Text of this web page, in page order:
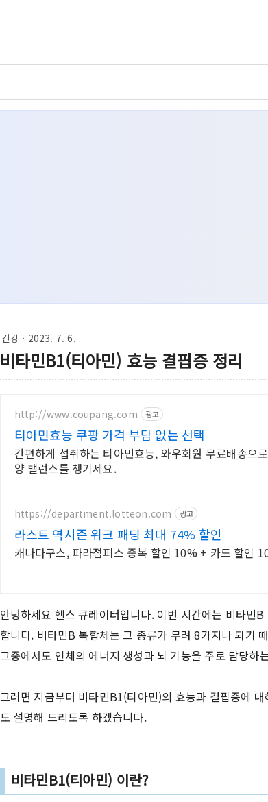
건강 · 2023. 7. 6.
비타민B1(티아민) 효능 결핍증 정리
http://www.coupang.com 광고
티아민효능 쿠팡 가격 부담 없는 선택
간편하게 섭취하는 티아민효능, 와우회원 무료배송으
양 밸런스를 챙기세요.
https://department.lotteon.com 광고
라스트 역시즌 위크 패딩 최대 74% 할인
캐나다구스, 파라점퍼스 중복 할인 10% + 카드 할인
안녕하세요 헬스 큐레이터입니다. 이번 시간에는 비타민B
합니다. 비타민B 복합체는 그 종류가 무려 8가지나 되기
그중에서도 인체의 에너지 생성과 뇌 기능을 주로 담당하
그러면 지금부터 비타민B1(티아민)의 효능과 결핍증에
도 설명해 드리도록 하겠습니다.
비타민B1(티아민) 이란?